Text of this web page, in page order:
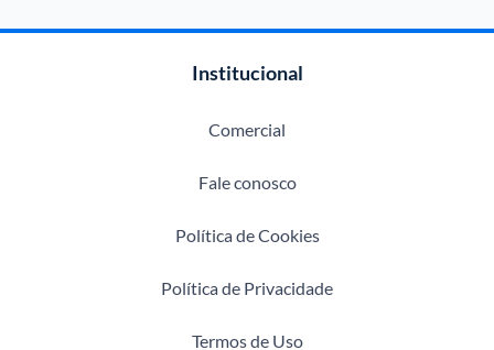
Institucional
Comercial
Fale conosco
Política de Cookies
Política de Privacidade
Termos de Uso